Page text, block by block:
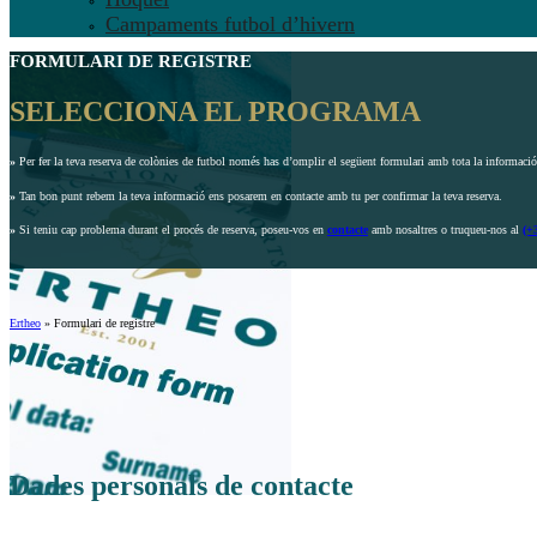
Campaments futbol d’hivern
FORMULARI DE REGISTRE
SELECCIONA EL PROGRAMA
» Per fer la teva reserva de colònies de futbol només has d’omplir el següent formulari amb tota la informació
» Tan bon punt rebem la teva informació ens posarem en contacte amb tu per confirmar la teva reserva.
» Si teniu cap problema durant el procés de reserva, poseu-vos en contacte amb nosaltres o truqueu-nos al
Ertheo » Formulari de registre
Dades personals de contacte